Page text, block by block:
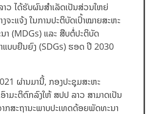
ວ ໄດ້ຮັບຜົນສໍາເລັດເປັນສ່ວນໃຫຍ່
ຈະແຈ້ງ ໃນການປະຕິບັດເປົ້າໝາຍສະຫະ
າ (MDGs) ແລະ ສືບຕໍ່ປະຕິບັດ
ແບບຍືນຍົງ (SDGs) ຮອດ ປີ 2030
ຜ່ານມານີ້, ກອງປະຊຸມສະຫະ
າມະຕິຕົກລົງໃຫ້ ສປປ ລາວ ສາມາດເປັນ
ສະຖານະພາບປະເທດດ້ອຍພັດທະນາ